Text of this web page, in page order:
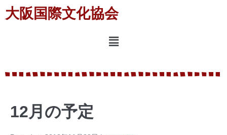
大阪国際文化協会
12月の予定